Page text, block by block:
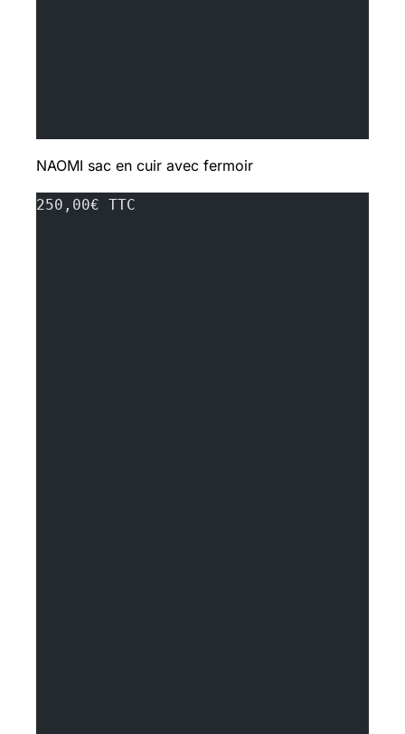
NAOMI sac en cuir avec fermoir
250,00€ TTC